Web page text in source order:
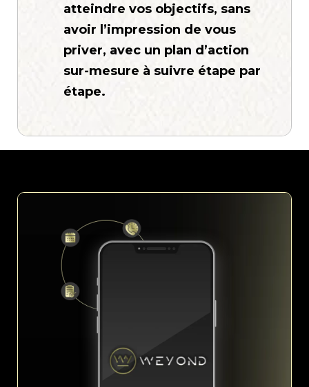
atteindre vos objectifs, sans
avoir l’impression de vous
priver, avec un plan d’action
sur-mesure à suivre étape par
étape.